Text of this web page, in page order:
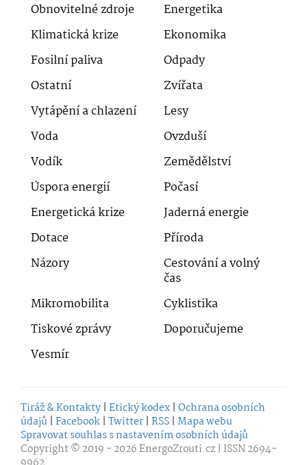
Obnovitelné zdroje
Energetika
Klimatická krize
Ekonomika
Fosilní paliva
Odpady
Ostatní
Zvířata
Vytápění a chlazení
Lesy
Voda
Ovzduší
Vodík
Zemědělství
Úspora energií
Počasí
Energetická krize
Jaderná energie
Dotace
Příroda
Názory
Cestování a volný
čas
Mikromobilita
Cyklistika
Tiskové zprávy
Doporučujeme
Vesmír
Tiráž & Kontakty | Etický kodex | Ochrana osobních
údajů | Facebook | Twitter | RSS | Mapa webu
Spravovat souhlas s nastavením osobních údajů
Copyright © 2019 - 2026EnergoZrouti.cz | ISSN 2694-